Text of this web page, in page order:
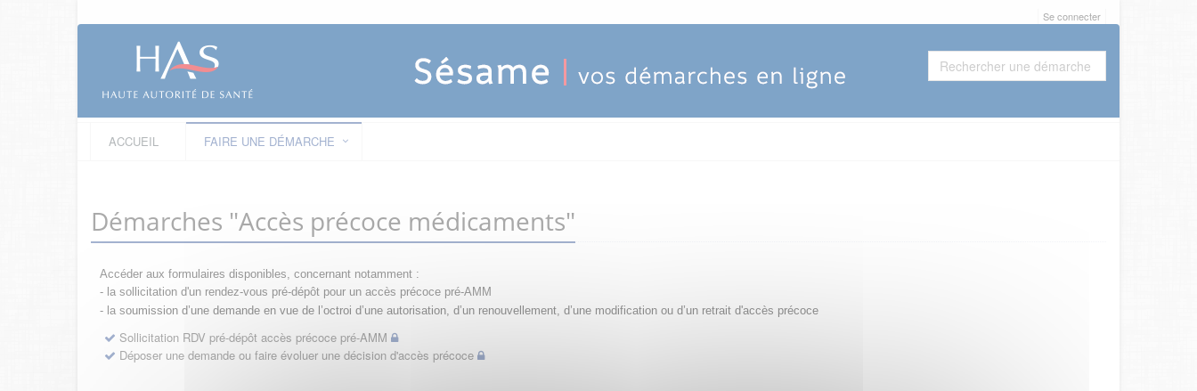
Se connecter
ACCUEIL FAIRE UNE DÉMARCHE
Démarches "Accès précoce médicaments"
Accéder aux formulaires disponibles, concernant notamment :
- la sollicitation d'un rendez-vous pré-dépôt pour un accès précoce pré-AMM
- la soumission d’une demande en vue de l’octroi d’une autorisation, d’un renouvellement, d’une modification ou d’un retrait d'accès précoce
Sollicitation RDV pré-dépôt accès précoce pré-AMM
Déposer une demande ou faire évoluer une décision d'accès précoce